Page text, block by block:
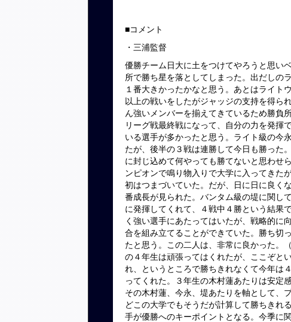
■コメント
・三浦監督
優勝チーム日大に土をつけてやろうと思い
所で勝ち星を落としてしまった。出だしの
１番大きかったかなと思う。あとはライト
以上の戦いをしたがジャッジの支持を得ら
ん強いメンバーを揃えてきているため勝負
リーグ戦最終戦になって、 自分の力を発揮
いる選手が多かったと思う。 ライト級の今
たが、後半の３戦は連勝して今日も勝った。
に封じ込めて何やっても勝てないと思わせ
ンピオンで鳴り物入りで大学に入ってきた
初はつまづいていた。だが、 日に日に良く
番成長が見られた。バンタム級の堤に関し
に発揮してくれて、
４戦中４勝という結果
く強い選手にあたってはいたが、戦略的に
合を組み立てることができていた。 勝ち切
たと思う 。この二人は、非常に良かった。
の４年生は頑張ってはくれたが、 ここぞと
れ、 というところで勝ちきれなくて今年は
ってくれた。 ３年生の木村蓮あたりは安定
その木村蓮、今永、堤あたりを軸として、
どこの大学でもそうだが計算して勝ちきれ
手が優勝へのキーポイントとなる。今季に